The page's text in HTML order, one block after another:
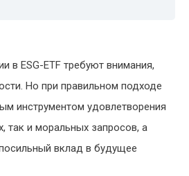
в ESG-ETF требуют внимания,
Но при правильном подходе
инструментом удовлетворения
так и моральных запросов, а
вклад в будущее